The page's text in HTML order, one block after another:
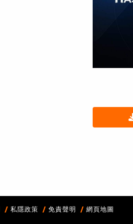
私隱政策 免責聲明
網頁地圖